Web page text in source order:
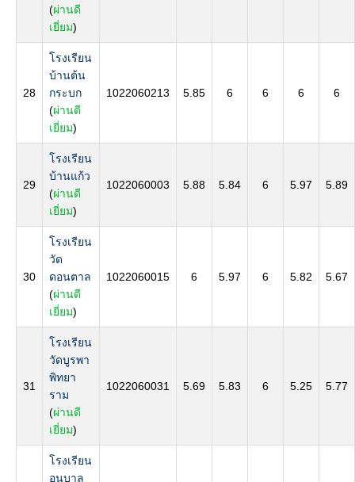
(ผ่านดี
เยี่ยม)
28
โรงเรียน
บ้านต้น
กระบก
(ผ่านดี
เยี่ยม)
1022060213 5.85 6 6 6 6
29
โรงเรียน
บ้านแก้ว
(ผ่านดี
เยี่ยม)
1022060003 5.88 5.84 6 5.97 5.89
30
โรงเรียน
วัด
ดอนตาล
(ผ่านดี
เยี่ยม)
1022060015 6 5.97 6 5.82 5.67
31
โรงเรียน
วัดบูรพา
พิทยา
ราม
(ผ่านดี
เยี่ยม)
1022060031 5.69 5.83 6 5.25 5.77
โรงเรียน
อนุบาล